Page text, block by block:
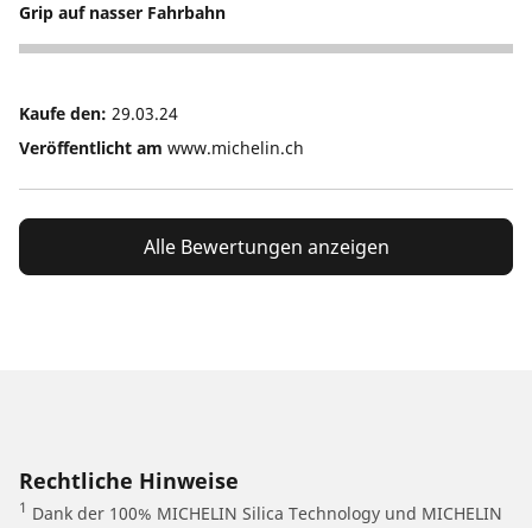
Grip auf nasser Fahrbahn
5
Kaufe den: 29.03.24
Veröffentlicht am www.michelin.ch
Alle Bewertungen anzeigen
Rechtliche Hinweise
1 Dank der 100% MICHELIN Silica Technology und MICHELIN